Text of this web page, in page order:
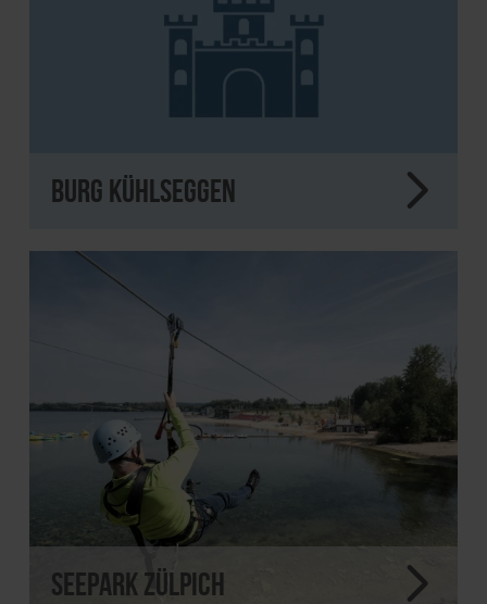
Burg Kühlseggen
Seepark Zülpich